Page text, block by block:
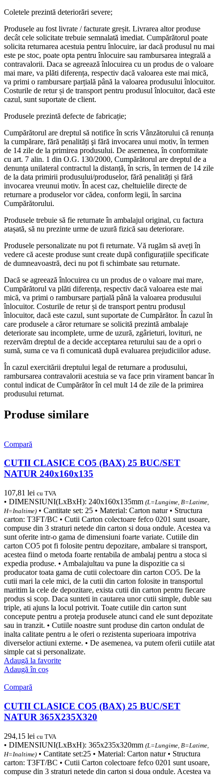
Coletele prezintă deteriorări severe;
Produsele au fost livrate / facturate greșit. Livrarea altor produse
decât cele solicitate trebuie semnalată imediat. Cumpărătorul poate
solicita returnarea acestuia pentru înlocuire, iar dacă produsul nu mai
este pe stoc, poate opta pentru înlocuire sau rambursarea integrală a
contravalorii. Daca se agreează înlocuirea cu un produs de o valoare
mai mare, va plăti diferența, respectiv dacă valoarea este mai mică,
va primi o rambursare parțială până la valoarea produsului înlocuitor.
Costurile de retur și de transport pentru produsul înlocuitor, dacă este
cazul, sunt suportate de client.
Produsele prezintă defecte de fabricație;
Cumpărătorul are dreptul să notifice în scris Vânzătorului că renunța
la cumpărare, fără penalități şi fără invocarea unui motiv, în termen
de 14 zile de la primirea produsului. De asemenea, în conformitate
cu art. 7 alin. 1 din O.G. 130/2000, Cumpărătorul are dreptul de a
denunța unilateral contractul la distanță, în scris, în termen de 14 zile
de la data primirii produsului/produselor, fără penalități și fără
invocarea vreunui motiv. În acest caz, cheltuielile directe de
returnare a produselor vor cădea, conform legii, în sarcina
Cumpărătorului.
Produsele trebuie să fie returnate în ambalajul original, cu factura
atașată, să nu prezinte urme de uzură fizică sau deteriorare.
Produsele personalizate nu pot fi returnate. Vă rugăm să aveți în
vedere că aceste produse sunt create după configurațiile specificate
de dumneavoastră, deci nu pot fi schimbate sau returnate.
Dacă se agreează înlocuirea cu un produs de o valoare mai mare,
Cumpărătorul va plăti diferența, respectiv dacă valoarea este mai
mică, va primi o rambursare parțială până la valoarea produsului
înlocuitor. Costurile de retur și de transport pentru produsul
înlocuitor, dacă este cazul, sunt suportate de Cumpărător. În cazul în
care produsele a căror returnare se solicită prezintă ambalaje
deteriorate sau incomplete, urme de uzură, zgârieturi, lovituri, ne
rezervăm dreptul de a decide acceptarea returului sau de a opri o
sumă, suma ce va fi comunicată după evaluarea prejudiciilor aduse.
În cazul exercitării dreptului legal de returnare a produsului,
rambursarea contravalorii acestuia se va face prin virament bancar în
contul indicat de Cumpărător în cel mult 14 de zile de la primirea
produsului returnat.
Produse similare
Compară
CUTII CLASICE CO5 (BAX) 25 BUC/SET
NATUR 240x160x135
107,81 lei cu TVA
• DIMENSIUNI(LxBxH): 240x160x135mm (L=Lungime, B=Latime,
H=Inaltime) • Cantitate set: 25 • Material: Carton natur • Structura
carton: T3FT/BC • Cutii Carton colectoare fefco 0201 sunt usoare,
compuse din 3 straturi netede din carton si doua ondule. Acestea va
sunt oferite intr-o gama de dimensiuni foarte variate. Cutiile din
carton CO5 pot fi folosite pentru depozitare, ambalare si transport,
acestea fiind o metoda foarte rentabila de ambalaj pentru a stoca si
expedia produse. • Ambalajultau va pune la dispozitie ca si
producator toata gama de cutii colectoare din carton CO5. De la
cutii mari la cele mici, de la cutii din carton folosite in transportul
maritim la cele de depozitare, exista cutii din carton pentru fiecare
produs si scop. Daca sunteti in cautarea unor cutii simple, duble sau
triple, ati ajuns la locul potrivit. Toate cutiile din carton sunt
concepute pentru a proteja produsele atunci cand ele sunt depozitate
sau in tranzit. • Cutiile noastre sunt produse din carton ondulat de
inalta calitate pentru a le oferi o rezistenta superioara impotriva
diverselor actiuni externe. • De asemenea, va putem oferii cutiile atat
simple cat si personalizate.
Adaugă la favorite
Adaugă în coș
Compară
CUTII CLASICE CO5 (BAX) 25 BUC/SET
NATUR 365X235X320
294,15 lei cu TVA
• DIMENSIUNI(LxBxH): 365x235x320mm (L=Lungime, B=Latime,
H=Inaltime) • Cantitate set:25 • Material: Carton natur • Structura
carton: T3FT/BC • Cutii Carton colectoare fefco 0201 sunt usoare,
compuse din 3 straturi netede din carton si doua ondule. Acestea va